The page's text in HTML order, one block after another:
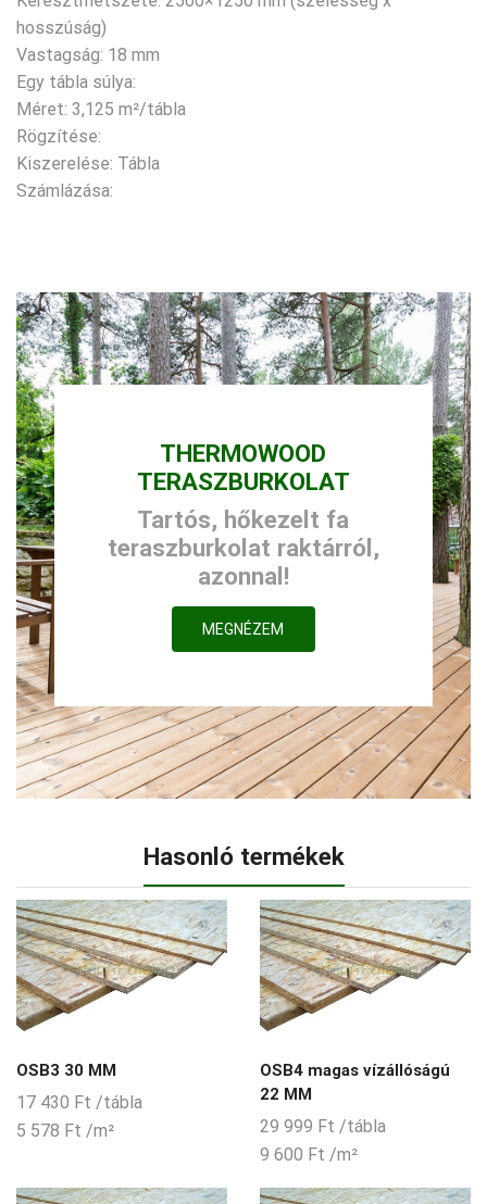
hosszúság)
Vastagság: 18 mm
Egy tábla súlya:
Méret: 3,125 m²/tábla
Rögzítése:
Kiszerelése: Tábla
Számlázása:
THERMOWOOD
TERASZBURKOLAT
Tartós, hőkezelt fa
teraszburkolat raktárról,
azonnal!
MEGNÉZEM
Hasonló termékek
OSB3 30 MM
17 430 Ft /tábla
5 578 Ft /m²
OSB4 magas vízállóságú
22 MM
29 999 Ft /tábla
9 600 Ft /m²